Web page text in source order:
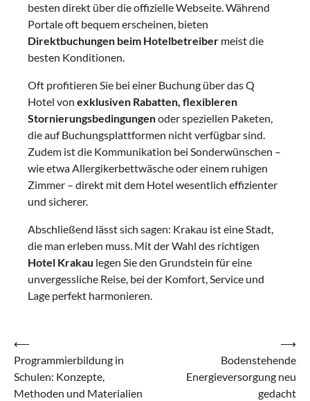
besten direkt über die offizielle Webseite. Während
Portale oft bequem erscheinen, bieten
Direktbuchungen beim Hotelbetreiber meist die
besten Konditionen.
Oft profitieren Sie bei einer Buchung über das Q
Hotel von exklusiven Rabatten, flexibleren
Stornierungsbedingungenoder speziellen Paketen,
die auf Buchungsplattformen nicht verfügbar sind.
Zudem ist die Kommunikation bei Sonderwünschen –
wie etwa Allergikerbettwäsche oder einem ruhigen
Zimmer – direkt mit dem Hotel wesentlich effizienter
und sicherer.
Abschließend lässt sich sagen: Krakau ist eine Stadt,
die man erleben muss. Mit der Wahl des richtigen
Hotel Krakau legen Sie den Grundstein für eine
unvergessliche Reise, bei der Komfort, Service und
Lage perfekt harmonieren.
Beitragsnavigation
⟵
Programmierbildung in
Schulen: Konzepte,
Methoden und Materialien
Bodenstehende
Energieversorgung neu
gedacht
⟶